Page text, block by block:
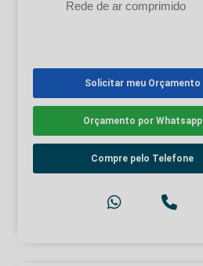
Solicitar meu Orçamento
Orçamento por Whatsapp
Compre pelo Telefone